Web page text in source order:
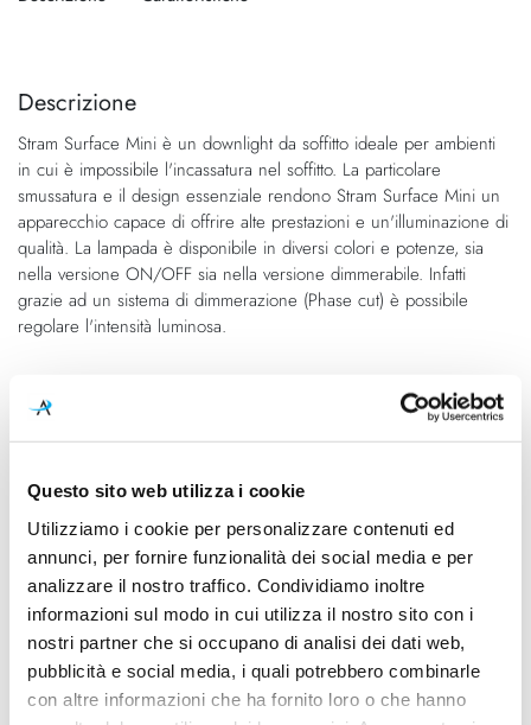
Questo sito web utilizza i cookie
Utilizziamo i cookie per personalizzare contenuti ed
annunci, per fornire funzionalità dei social media e per
analizzare il nostro traffico. Condividiamo inoltre
informazioni sul modo in cui utilizza il nostro sito con i
nostri partner che si occupano di analisi dei dati web,
pubblicità e social media, i quali potrebbero combinarle
con altre informazioni che ha fornito loro o che hanno
fine
galleria
di
immagini
della
di
immagini
Descrizione
Stram Surface Mini è un downlight da soffitto ideale per ambienti
in cui è impossibile l'incassatura nel soffitto. La particolare
smussatura e il design essenziale rendono Stram Surface Mini un
apparecchio capace di offrire alte prestazioni e un'illuminazione di
qualità. La lampada è disponibile in diversi colori e potenze, sia
nella versione ON/OFF sia nella versione dimmerabile. Infatti
grazie ad un sistema di dimmerazione (Phase cut) è possibile
regolare l'intensità luminosa.
Caratteristiche
A3770350NT
2700K
Dimensioni
Ø 135mm - H 98mm
Sorgente luminosa
Led integrato
Potenza e attacco
10W - 2700K - 1275Lm -
CRI90
Dimmerazione
Phase cut
Classe energetica